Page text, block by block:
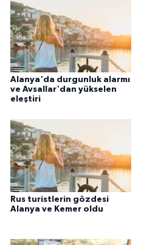
Alanya'da durgunluk alarmı
ve Avsallar'dan yükselen
eleştiri
Rus turistlerin gözdesi
Alanya ve Kemer oldu